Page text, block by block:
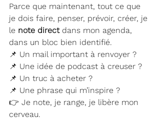
Parce que maintenant, tout ce que
je dois faire, penser, prévoir, créer, je
le note direct dans mon agenda,
dans un bloc bien identifié.
📌 Un mail important à renvoyer ?
📌 Une idée de podcast à creuser ?
📌 Un truc à acheter ?
📌 Une phrase qui m’inspire ?
👉 Je note, je range, je libère mon
cerveau.